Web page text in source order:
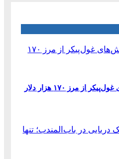
نرخ اجاره روزانه نفتکش‌های غول‌پیکر از مرز ۱۷۰ هزار دلار